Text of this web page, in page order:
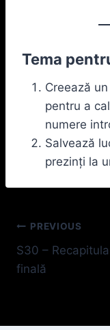
Tema
Creează
pentru a
numere
Salvează
prezinți la
Navigare
în
PREVIOUS
S30 –
finală